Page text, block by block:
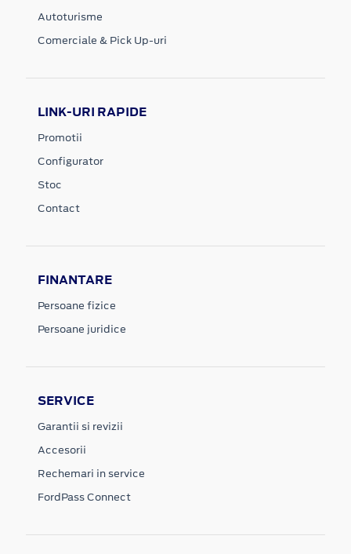
Autoturisme
Comerciale & Pick Up-uri
LINK-URI RAPIDE
Promotii
Configurator
Stoc
Contact
FINANTARE
Persoane fizice
Persoane juridice
SERVICE
Garantii si revizii
Accesorii
Rechemari in service
FordPass Connect